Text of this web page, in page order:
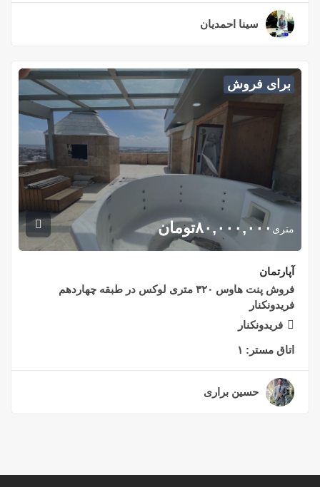
سینا احمدیان
برای فروش
متری ۸۰,۰۰۰,۰۰۰تومان
آپارتمان
فروش پنت هاوس ۳۲۰ متری لوکس در طبقه چهاردهم
فریدونکنار
فریدونکنار
اتاق مستر: ۱
حسین براری